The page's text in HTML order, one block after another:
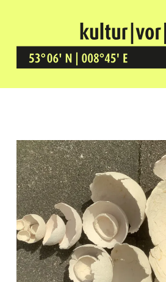
Kultur Vor Ort
BREMEN GRÖPELINGEN